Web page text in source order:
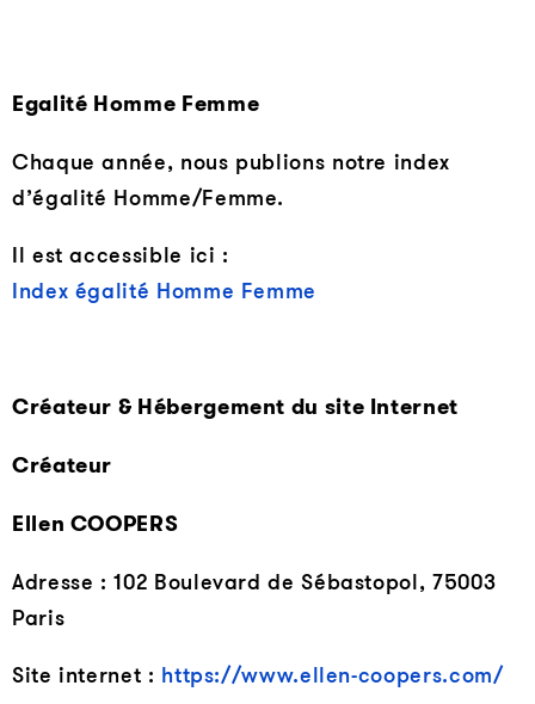
Egalité Homme Femme
Chaque année, nous publions notre index
d’égalité Homme/Femme.
Il est accessible ici :
Index égalité Homme Femme
Créateur & Hébergement du site Internet
Créateur
Ellen COOPERS
Adresse : 102 Boulevard de Sébastopol, 75003
Paris
Site internet : https://www.ellen-coopers.com/